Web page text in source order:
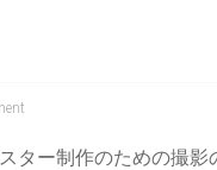
ター制作のための撮